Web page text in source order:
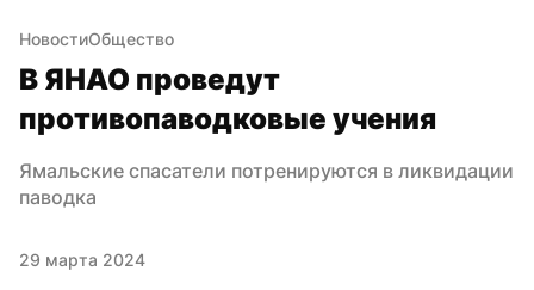
НовостиОбщество
В ЯНАО проведут
противопаводковые учения
Ямальские спасатели потренируются в ликвидации
паводка
29 марта 2024